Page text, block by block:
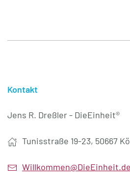
Kontakt
Jens R. Dreßler - DieEinheit®
Tunisstraße 19-23, 50667
Willkommen@DieEinheit.de